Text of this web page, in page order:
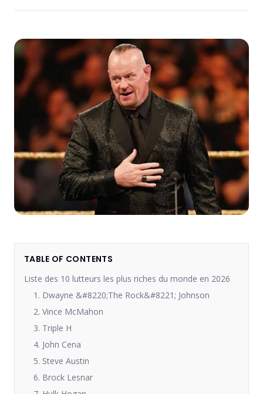
TABLE OF CONTENTS
Liste des 10 lutteurs les plus riches du monde en 2026
1. Dwayne &#8220;The Rock&#8221; Johnson
2. Vince McMahon
3. Triple H
4. John Cena
5. Steve Austin
6. Brock Lesnar